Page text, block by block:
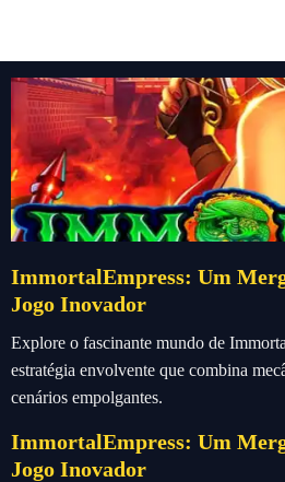
ImmortalEmpress: Um
Jogo Inovador
Explore o fascinante mundo de
estratégia envolvente que combina
cenários empolgantes.
ImmortalEmpress: Um
Jogo Inovador